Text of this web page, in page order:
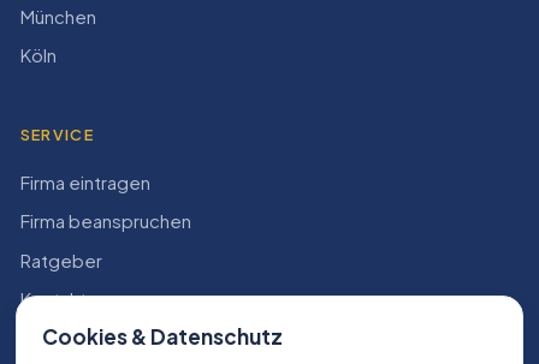
München
Köln
SERVICE
Firma eintragen
Firma beanspruchen
Ratgeber
Kontakt
Konto
Cookies & Datenschutz